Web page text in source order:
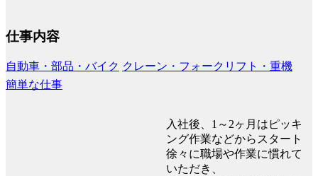
仕事内容
自動車・部品・バイク クレーン・フォークリフト・重機
簡単な仕事
入社後、1～2ヶ月はピッキ
ング作業などからスタート
徐々に職場や作業に慣れて
いただき、